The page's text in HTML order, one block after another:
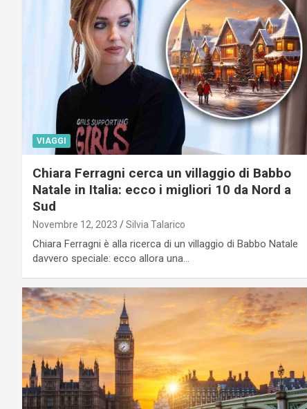
VIAGGI
Chiara Ferragni cerca un villaggio di Babbo
Natale in Italia: ecco i migliori 10 da Nord a
Sud
Novembre 12, 2023 Silvia Talarico
Chiara Ferragni è alla ricerca di un villaggio di Babbo Natale
davvero speciale: ecco allora una…